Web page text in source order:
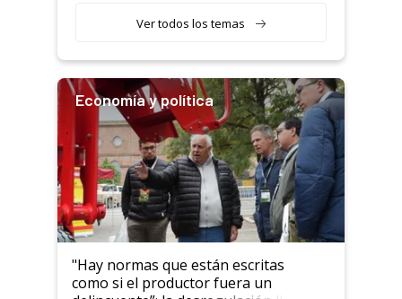
Ver todos los temas
Economía y política
"Hay normas que están escritas
como si el productor fuera un